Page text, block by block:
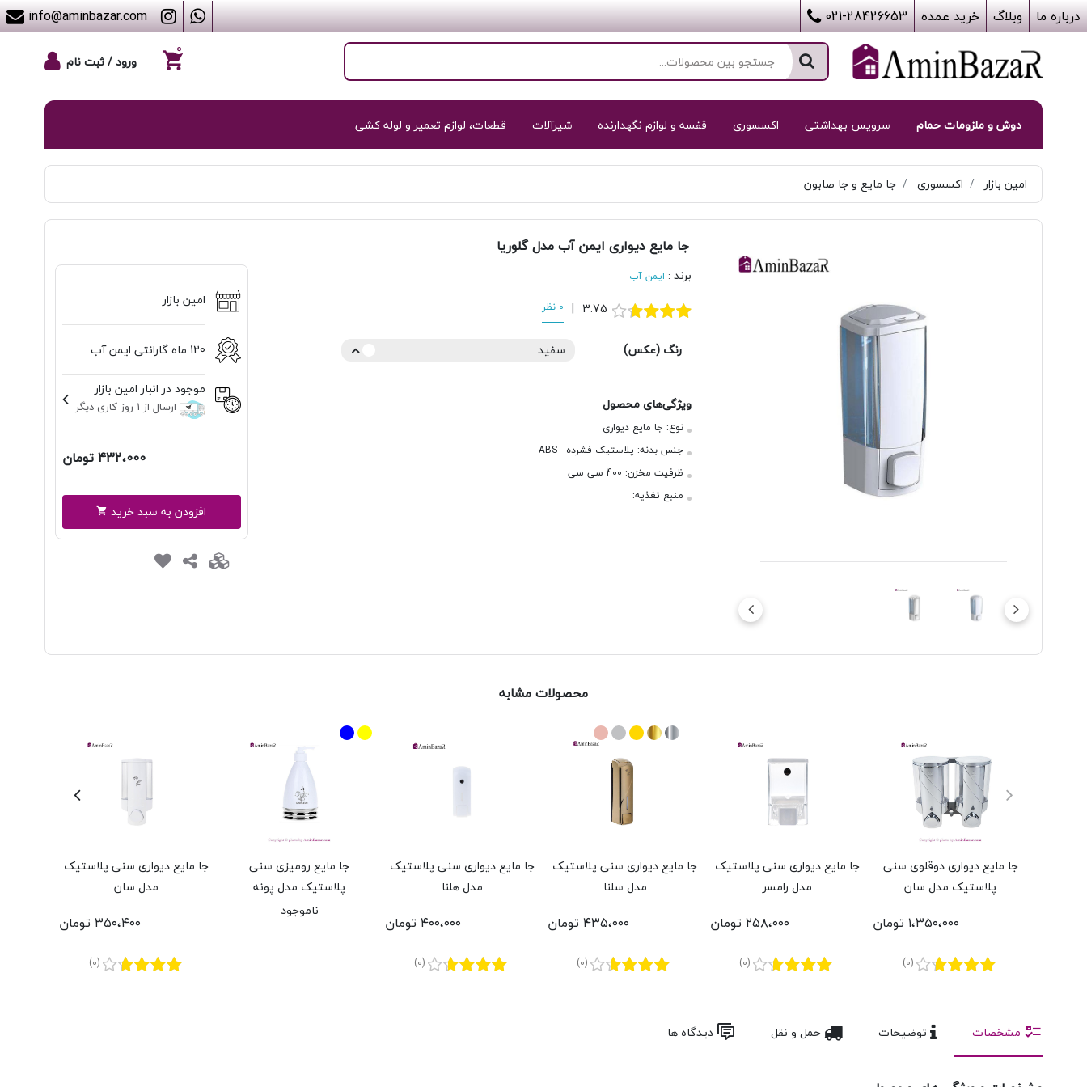
info@aminbazar.com درباره ما وبلاگ خرید عمده 021-28426653
ورود / ثبت نام
۰
دوش و ملزومات حمام سرویس بهداشتی اکسسوری قفسه و لوازم نگهدارنده شیرآلات قطعات، لوازم تعمیر و لوله کشی
امین بازار اکسسوری جا مایع و جا صابون
جا مایع دیواری ایمن آب مدل گلوریا
برند: ایمن آب
3.75
| 0 نظر
رنگ (عکس) سفید
ویژگی‌های محصول
نوع: جا مایع دیواری
جنس بدنه: پلاستیک فشرده - ABS
ظرفیت مخزن: 400 سی سی
منبع تغذیه:
امین بازار
120 ماه گارانتی ایمن آب
موجود در انبار امین بازار
ارسال از 1 روز کاری دیگر
432،000 تومان
افزودن به سبد خرید
محصولات مشابه
جا مایع دیواری دوقلوی سنی
پلاستیک مدل سان
۱،۳۵۰،۰۰۰ تومان
(0)
جا مایع دیواری سنی پلاستیک
مدل رامسر
۲۵۸،۰۰۰ تومان
(0)
جا مایع دیواری سنی پلاستیک
مدل سلنا
۴۳۵،۰۰۰ تومان
(0)
جا مایع دیواری سنی پلاستیک
مدل هلنا
۴۰۰،۰۰۰ تومان
(0)
جا مایع رومیزی سنی
پلاستیک مدل پونه
ناموجود
جا مایع دیواری سنی پلاستیک
مدل سان
۳۵۰،۴۰۰ تومان
(0)
مشخصات توضیحات حمل و نقل دیدگاه ها